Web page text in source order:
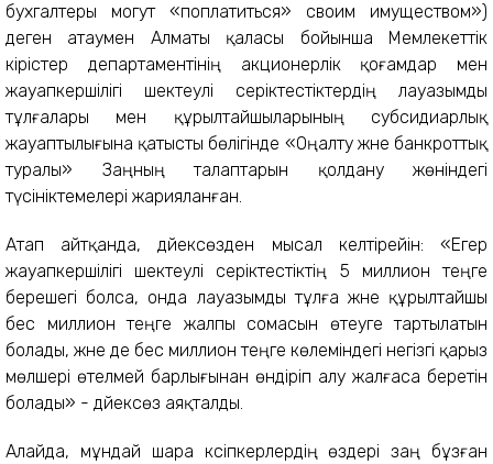
бухгалтеры могут «поплатиться» своим имуществом»)
деген атаумен Алматы қаласы бойынша Мемлекеттік
кірістер департаментінің акционерлік қоғамдар мен
жауапкершілігі шектеулі серіктестіктердің лауазымды
тұлғалары мен құрылтайшыларының субсидиарлық
жауаптылығына қатысты бөлігінде «Оңалту және банкроттық
туралы» Заңның талаптарын қолдану жөніндегі
түсініктемелері жарияланған.
Атап айтқанда, дәйексөзден мысал келтірейін: «Егер
жауапкершілігі шектеулі серіктестіктің 5 миллион теңге
берешегі болса, онда лауазымды тұлға және құрылтайшы
бес миллион теңге жалпы сомасын өтеуге тартылатын
болады, және де бес миллион теңге көлеміндегі негізгі қарыз
мөлшері өтелмей барлығынан өндіріп алу жалғаса беретін
болады» - дәйексөз аяқталды.
Алайда, мұндай шара кәсіпкерлердің өздері заң бұзған